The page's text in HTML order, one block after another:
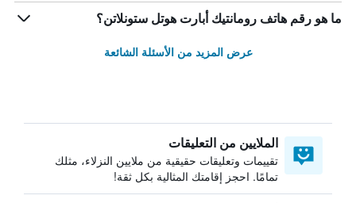
ما هو رقم هاتف رومانتيك أبارت هوتل ستونلاتن؟
عرض المزيد من الأسئلة الشائعة
الملايين من التعليقات
تقييمات وتعليقات حقيقية من ملايين النزلاء، مثلك
تمامًا. احجز إقامتك المثالية بكل ثقة!